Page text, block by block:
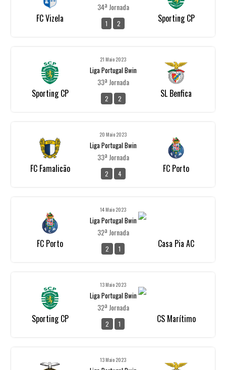
FC Vizela
34ª Jornada
1 2 Sporting CP
Sporting CP
21 Maio 2023
Liga Portugal Bwin
33ª Jornada
2 2 SL Benfica
FC Famalicão
20 Maio 2023
Liga Portugal Bwin
33ª Jornada
2 4 FC Porto
FC Porto
14 Maio 2023
Liga Portugal Bwin
32ª Jornada
2 1 Casa Pia AC
Sporting CP
13 Maio 2023
Liga Portugal Bwin
32ª Jornada
2 1 CS Marítimo
13 Maio 2023